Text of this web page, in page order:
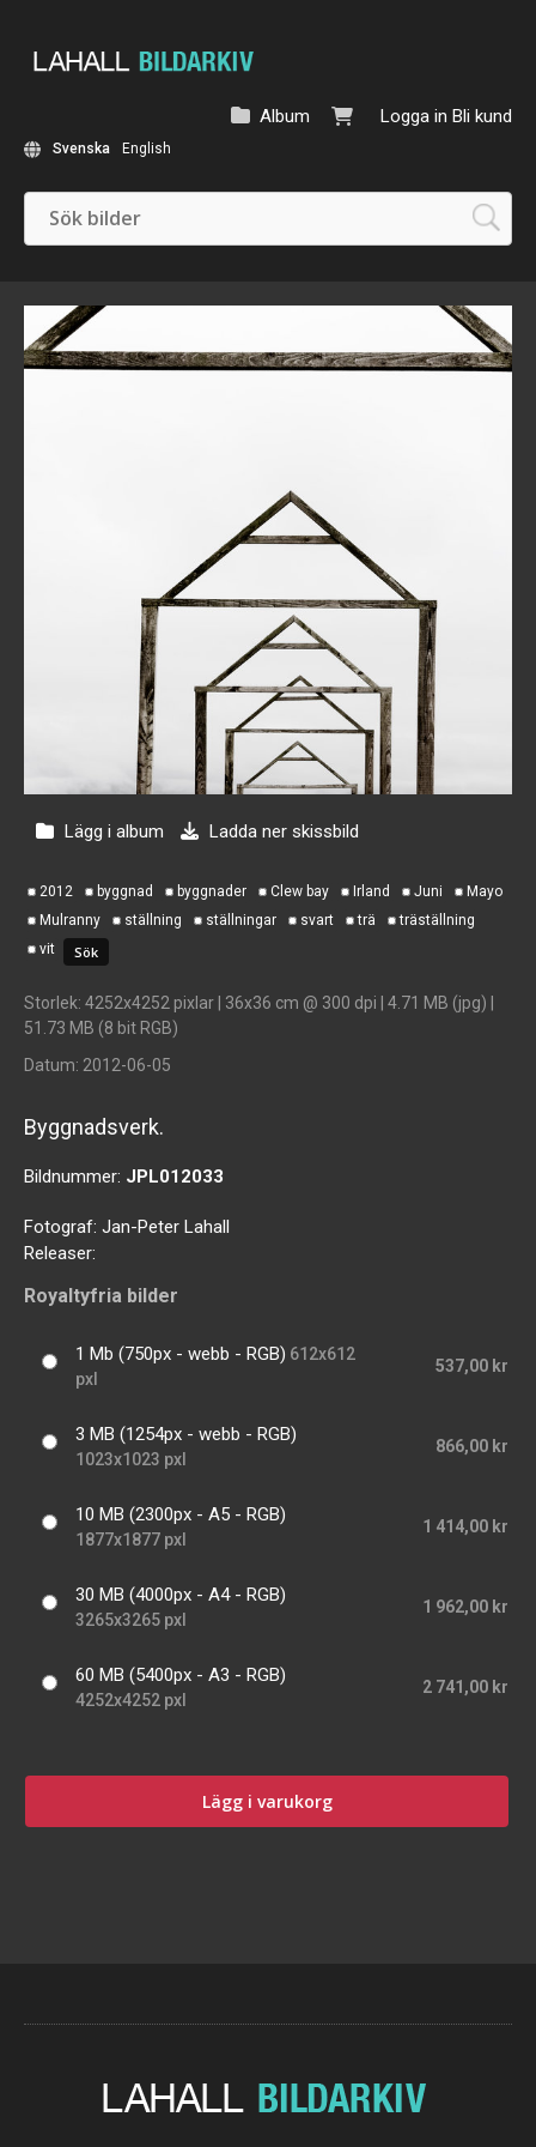
Logga in Bli kund
Album
Svenska English
Lägg i album Ladda ner skissbild
2012 byggnad byggnader Clew bay Irland Juni
Mayo
Mulranny
ställning ställningar svart trä
träställning
vit
Storlek: 4252x4252 pixlar | 36x36 cm @ 300 dpi | 4.71 MB (jpg) |
51.73 MB (8 bit RGB)
Datum: 2012-06-05
Byggnadsverk.
Bildnummer: JPL012033
Fotograf: Jan-Peter Lahall
Releaser:
Royaltyfria bilder
1 Mb (750px - webb - RGB) 612x612
pxl
537,00 kr
3 MB (1254px - webb - RGB)
1023x1023 pxl
866,00 kr
10 MB (2300px - A5 - RGB)
1877x1877 pxl
1 414,00 kr
30 MB (4000px - A4 - RGB)
3265x3265 pxl
1 962,00 kr
60 MB (5400px - A3 - RGB)
4252x4252 pxl
2 741,00 kr
Lägg i varukorg